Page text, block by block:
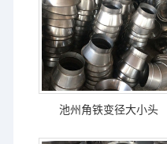
池州角铁变径大小头